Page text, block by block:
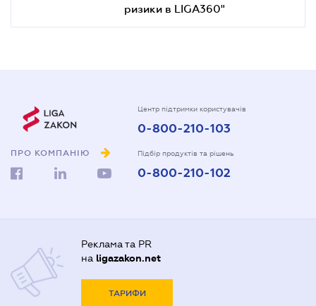
ризики в LIGA360"
ПРО КОМПАНІЮ
Центр підтримки користувачів
0-800-210-103
Підбір продуктів та рішень
0-800-210-102
Реклама та PR
на ligazakon.net
ТАРИФИ